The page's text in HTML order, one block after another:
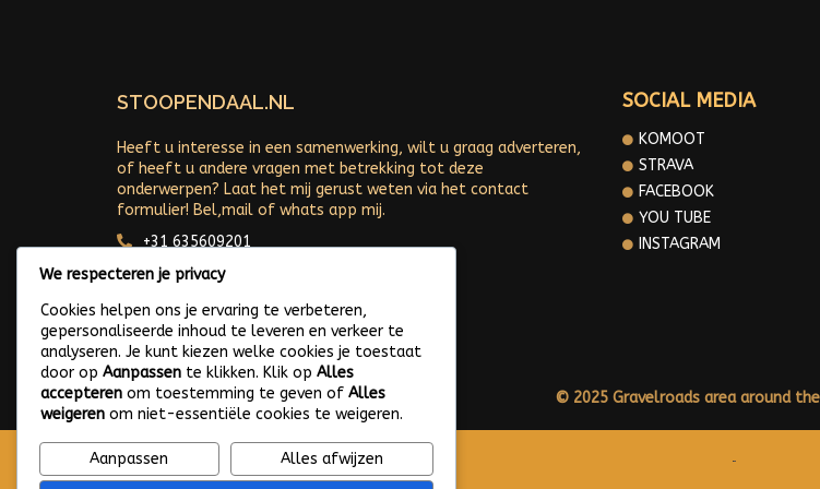
STOOPENDAAL.NL
Heeft u interesse in een samenwerking, wilt u graag adverteren,
of heeft u andere vragen met betrekking tot deze
onderwerpen? Laat het mij gerust weten via het contact
formulier! Bel,mail of whats app mij.
+31 635609201
Arjan@stoopendaal.nl
SOCIAL MEDIA
KOMOOT
STRAVA
FACEBOOK
YOU TUBE
INSTAGRAM
© 2025 Gravelroads area around
We respecteren je privacy
Cookies helpen ons je ervaring te verbeteren,
gepersonaliseerde inhoud te leveren en verkeer te
analyseren. Je kunt kiezen welke cookies je toestaat
door op Aanpassen te klikken. Klik op Alles
accepteren om toestemming te geven of Alles
weigeren om niet-essentiële cookies te weigeren.
Aanpassen Alles afwijzen